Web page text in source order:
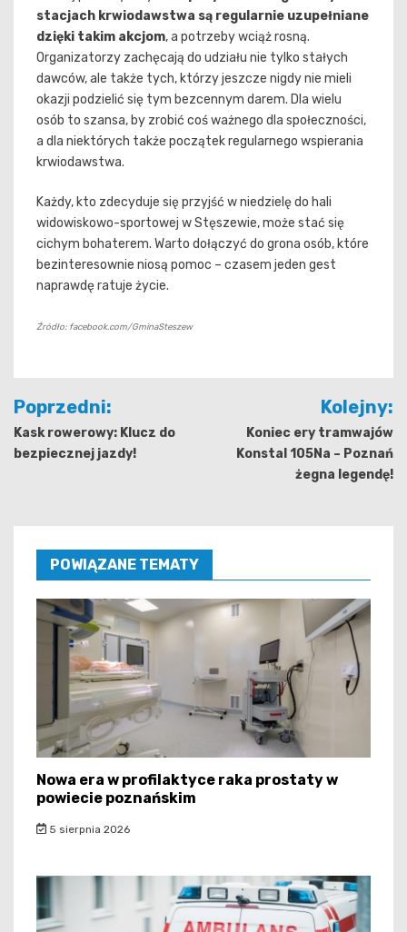
stacjach krwiodawstwa są regularnie uzupełniane
dzięki takim akcjom, a potrzeby wciąż rosną.
Organizatorzy zachęcają do udziału nie tylko stałych
dawców, ale także tych, którzy jeszcze nigdy nie mieli
okazji podzielić się tym bezcennym darem. Dla wielu
osób to szansa, by zrobić coś ważnego dla społeczności,
a dla niektórych także początek regularnego wspierania
krwiodawstwa.
Każdy, kto zdecyduje się przyjść w niedzielę do hali
widowiskowo-sportowej w Stęszewie, może stać się
cichym bohaterem. Warto dołączyć do grona osób, które
bezinteresownie niosą pomoc – czasem jeden gest
naprawdę ratuje życie.
Źródło: facebook.com/GminaSteszew
Nawigacja
wpisu
Poprzedni:
Kask rowerowy: Klucz do
bezpiecznej jazdy!
Kolejny:
Koniec ery tramwajów
Konstal 105Na – Poznań
żegna legendę!
POWIĄZANE TEMATY
Nowa era w profilaktyce raka prostaty w
powiecie poznańskim
5 sierpnia 2026